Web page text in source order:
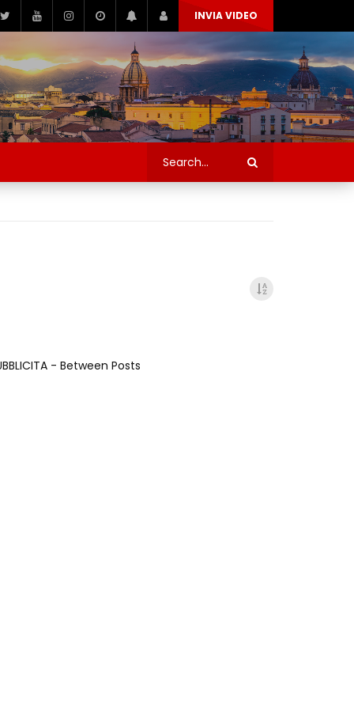
INVIA VIDEO
- Between Posts